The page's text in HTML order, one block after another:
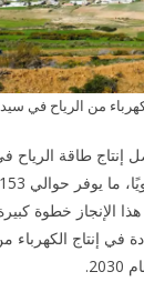
من الرياح في
طاقة الرياح
الإنجاز خطوة